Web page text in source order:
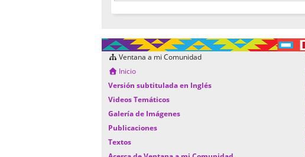
Ventana a mi Comunidad
Inicio
Versión subtitulada en Inglés
Videos Temáticos
Galería de Imágenes
Publicaciones
Textos